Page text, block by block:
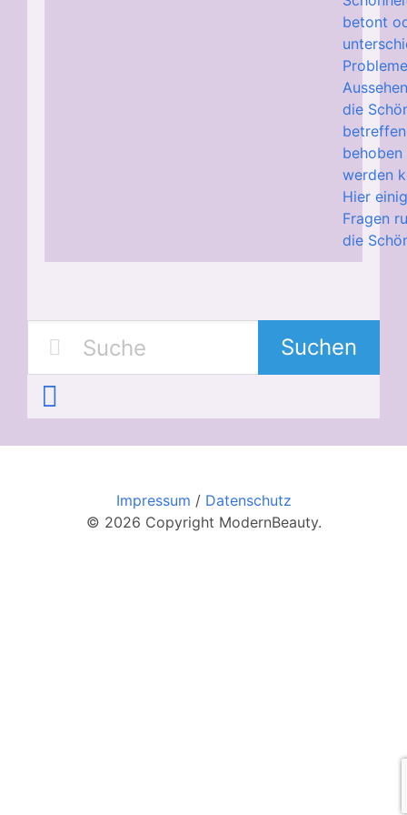
betont
die
behoben
werden
Hier
Fragen
die
Suchen
Impressum / Datenschutz
© 2026 Copyright ModernBeauty.